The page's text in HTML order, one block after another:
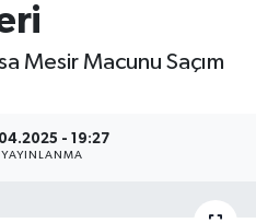
Mesir Macunu Saçım
- 19:27
YAYINLANMA
ve Fikstür